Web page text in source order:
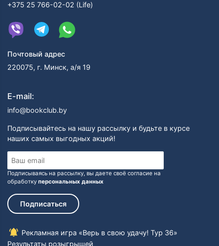
+375 25 766-02-02 (Life)
Почтовый адрес
220075, г. Минск, а/я 19
E-mail:
info@bookclub.by
Подписывайтесь на нашу рассылку и будьте в курсе
наших самых выгодных акций!
Подписываясь на рассылку, вы даете своё согласие на
обработку персональных данных
Подписаться
Рекламная игра «Верь в свою удачу! Тур 36»
Результаты розыгрышей